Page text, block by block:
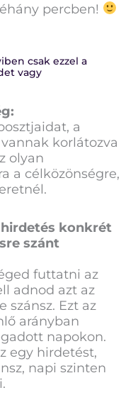
percben!
csak ezzel a
vagy
a
korlátozva
olyan
a célközönségre,
konkrét
szánt
futtatni az
adnod azt az
szánsz. Ezt az
arányban
napokon.
egy hirdetést,
napi szinten